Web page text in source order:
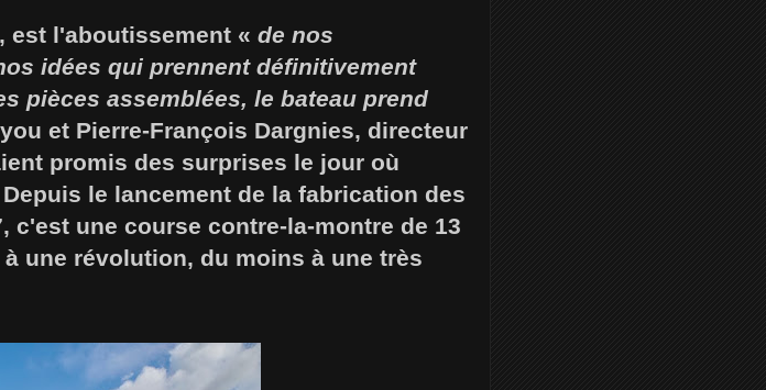
est l'aboutissement « de nos
idées qui prennent définitivement
pièces assemblées, le bateau prend
et Pierre-François Dargnies, directeur
promis des surprises le jour où
le lancement de la fabrication des
c'est une course contre-la-montre de 13
une révolution, du moins à une très